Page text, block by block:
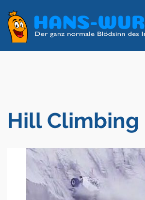
Hill Climbing